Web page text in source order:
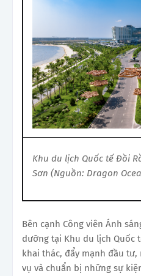
Khu du lịch Quốc tế Đồi
Sơn (Nguồn: Dragon
Bên cạnh Công viên Ánh
dưỡng tại Khu du lịch Quốc
khai thác, đẩy mạnh đầu
vụ và chuẩn bị những sự